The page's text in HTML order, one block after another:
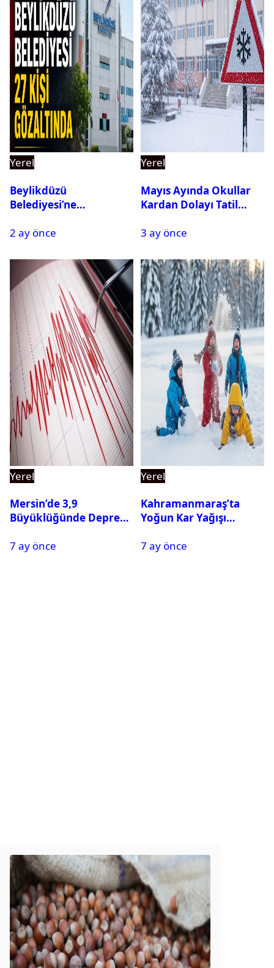
Yerel
Beylikdüzü
Belediyesi’ne
Gözaltına Alındı
2 ay önce
Yerel
Mayıs Ayında Okullar
Kardan Dolayı Tatil
3 ay önce
Yerel
Mersin’de 3,9
Büyüklüğünde Deprem
7 ay önce
Yerel
Kahramanmaraş’ta
Yoğun Kar Yağışı
Tatil
7 ay önce